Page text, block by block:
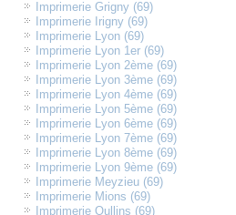
Imprimerie Grigny (69)
Imprimerie Irigny (69)
Imprimerie Lyon (69)
Imprimerie Lyon 1er (69)
Imprimerie Lyon 2ème (69)
Imprimerie Lyon 3ème (69)
Imprimerie Lyon 4ème (69)
Imprimerie Lyon 5ème (69)
Imprimerie Lyon 6ème (69)
Imprimerie Lyon 7ème (69)
Imprimerie Lyon 8ème (69)
Imprimerie Lyon 9ème (69)
Imprimerie Meyzieu (69)
Imprimerie Mions (69)
Imprimerie Oullins (69)